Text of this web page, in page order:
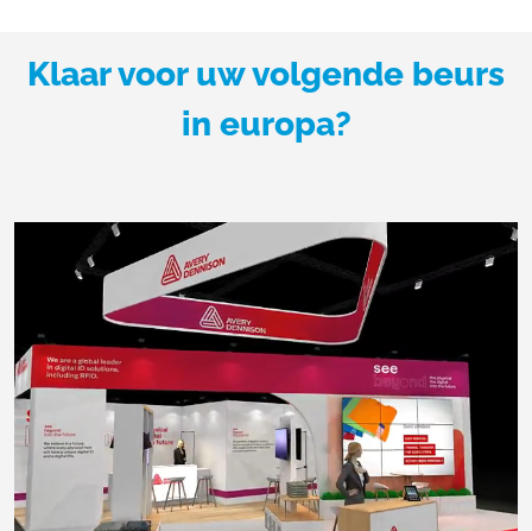
Klaar voor uw volgende beurs
in europa?